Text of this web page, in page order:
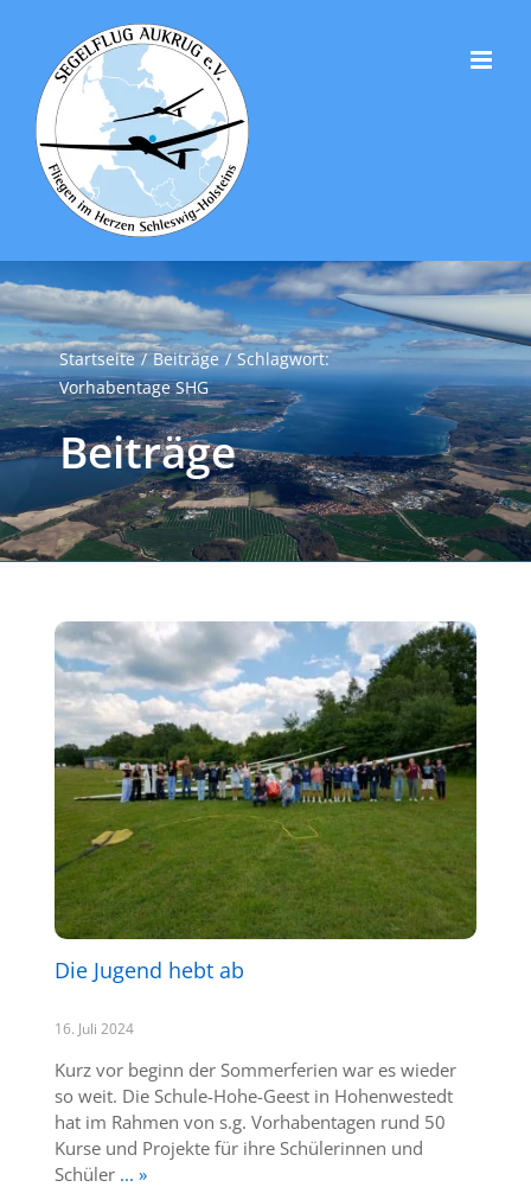
springen
Startseite Beiträge
Schlagwort:
Vorhabentage SHG
Beiträge
Die Jugend hebt ab
16. Juli 2024
Kurz vor beginn der Sommerferien war es wieder
so weit. Die Schule-Hohe-Geest in Hohenwestedt
hat im Rahmen von s.g. Vorhabentagen rund 50
Kurse und Projekte für ihre Schülerinnen und
Schüler... »